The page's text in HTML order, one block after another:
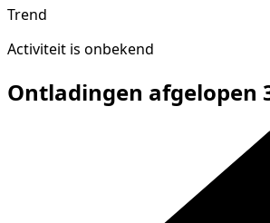
Trend
Activiteit is onbekend
Ontladingen afgelopen